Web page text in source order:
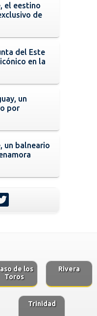
el eestino
de
del Este
en la
un
por
un balneario
de los
Toros
Rivera
Trinidad